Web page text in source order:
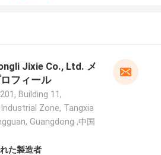
Jixie Co., Ltd. メ
フィール
Building 11,
Zone, Tangxia
Guangdong ,中国
た製造者